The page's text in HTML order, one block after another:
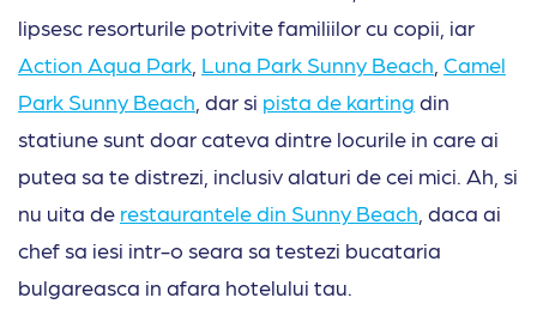
lipsesc resorturile potrivite familiilor cu copii, iar
Action Aqua Park Luna Park Sunny Beach Camel
Park Sunny Beach , dar si pista de karting din
statiune sunt doar cateva dintre locurile in care ai
putea sa te distrezi, inclusiv alaturi de cei mici. Ah, si
nu uita de restaurantele din Sunny Beach , daca ai
chef sa iesi intr-o seara sa testezi bucataria
bulgareasca in afara hotelului tau.